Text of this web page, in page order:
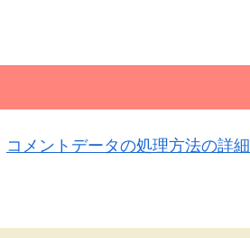
コメントデータの処理方法の詳細